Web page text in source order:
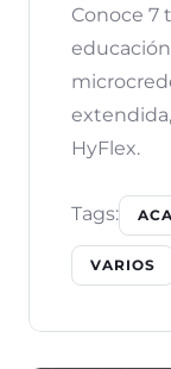
Conoce 7
HyFlex.
Tags:
VARIOS